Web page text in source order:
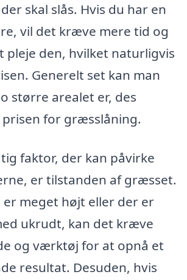
skal slås. Hvis du har en
vil det kræve mere tid og
pleje den, hvilket naturligvis
Generelt set kan man
større arealet er, des
for græsslåning.
faktor, der kan påvirke
er tilstanden af græsset.
meget højt eller der er
ukrudt, kan det kræve
og værktøj for at opnå et
resultat. Desuden, hvis